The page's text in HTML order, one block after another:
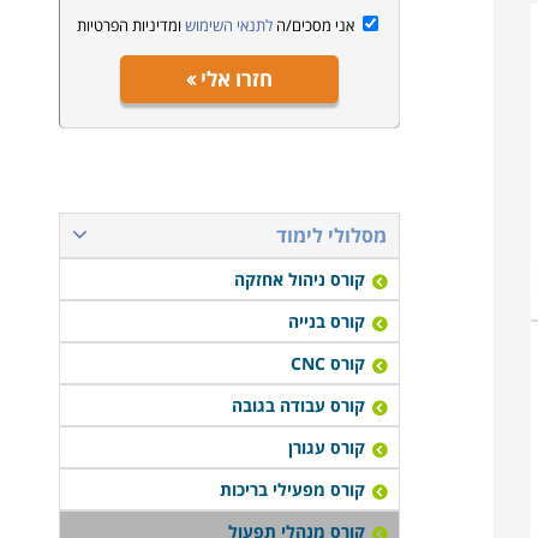
אני מסכים/הלתנאי השימוש ומדיניות הפרטיות
חזרו אלי
מסלולי לימוד
קורס ניהול אחזקה
קורס בנייה
קורס CNC
קורס עבודה בגובה
קורס עגורן
קורס מפעילי בריכות
קורס מנהלי תפעול